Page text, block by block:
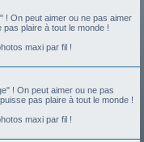
! On peut aimer ou ne pas aimer
plaire à tout le monde !
maxi par fil !
! On peut aimer ou ne pas
pas plaire à tout le monde !
maxi par fil !